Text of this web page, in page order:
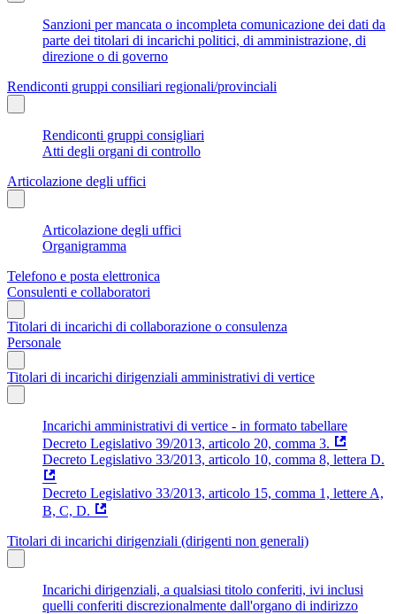
Sanzioni per mancata o incompleta comunicazione dei dati da
parte dei titolari di incarichi politici, di amministrazione, di
direzione o di governo
Rendiconti gruppi consiliari regionali/provinciali
Rendiconti gruppi consigliari
Atti degli organi di controllo
Articolazione degli uffici
Articolazione degli uffici
Organigramma
Telefono e posta elettronica
Consulenti e collaboratori
Titolari di incarichi di collaborazione o consulenza
Personale
Titolari di incarichi dirigenziali amministrativi di vertice
Incarichi amministrativi di vertice - in formato tabellare
Decreto Legislativo 39/2013, articolo 20, comma 3.
Decreto Legislativo 33/2013, articolo 10, comma 8, lettera D.
Decreto Legislativo 33/2013, articolo 15, comma 1, lettere A,
B, C, D.
Titolari di incarichi dirigenziali (dirigenti non generali)
Incarichi dirigenziali, a qualsiasi titolo conferiti, ivi inclusi
quelli conferiti discrezionalmente dall'organo di indirizzo